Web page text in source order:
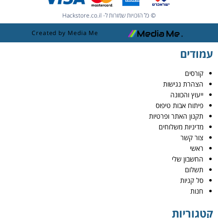
© כל הזכויות שמורות ל- Hackstore.co.il
Created by Media Me
עמודים
קורסים
הצהרת נגישות
ייעוץ והכוונה
פיתוח אבות טיפוס
תקנון האתר ופרטיות
מדיניות משלוחים
צור קשר
ראשי
החשבון שלי
תשלום
סל קניות
חנות
קטגוריות